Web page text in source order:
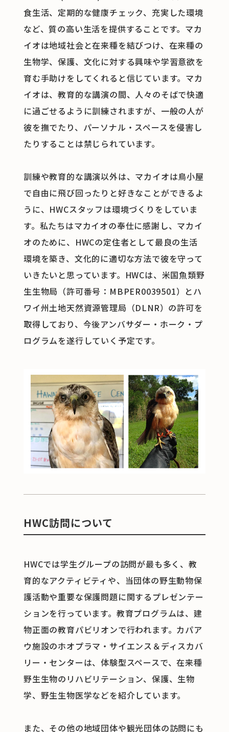
食生活、定期的な健康チェック、充実した環境
など、質の高い生活を提供することです。マカ
イオは地域社会と在来種を結びつけ、在来種の
生物学、保護、文化に対する興味や学習意欲を
育む手助けをしてくれると信じています。マカ
イオは、教育的な講演の間、人々のそばで快適
に過ごせるように訓練されますが、一般の人が
彼を撫でたり、パーソナル・スペースを侵害し
たりすることは禁じられています。
訓練や教育的な講演以外は、マカイオは鳥小屋
で自由に飛び回ったりと好きなことができるよ
うに、HWCスタッフは環境づくりをしていま
す。私たちはマカイオの奉仕に感謝し、マカイ
オのために、HWCの定住者として最良の生活
環境を築き、文化的に適切な方法で彼を守って
いきたいと思っています。HWCは、米国魚類野
生生物局（許可番号：MBPER0039501）とハ
ワイ州土地天然資源管理局（DLNR）の許可を
取得しており、今後アンバサダー・ホーク・プ
ログラムを遂行していく予定です。
HWC訪問について
HWCでは学生グループの訪問が最も多く、教
育的なアクティビティや、当団体の野生動物保
護活動や重要な保護問題に関するプレゼンテー
ションを行っています。教育プログラムは、建
物正面の教育パビリオンで行われます。カパア
ウ施設のホオプラマ・サイエンス＆ディスカバ
リー・センターは、体験型スペースで、在来種
野生生物のリハビリテーション、保護、生物
学、野生生物医学などを紹介しています。
また、その他の地域団体や観光団体の訪問にも